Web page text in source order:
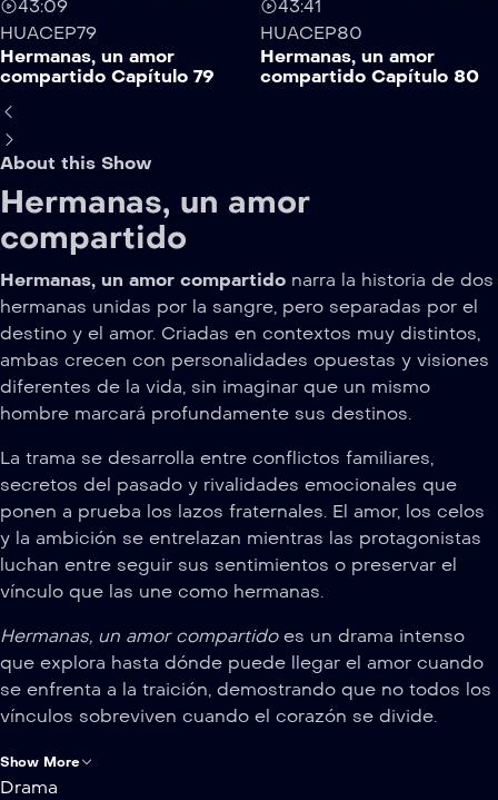
43:09
HUACEP79
Hermanas, un amor
compartido Capítulo 79
43:41
HUACEP80
Hermanas, un amor
compartido Capítulo 80
About this Show
Hermanas, un amor
compartido
Hermanas, un amor compartido narra la historia de dos
hermanas unidas por la sangre, pero separadas por el
destino y el amor. Criadas en contextos muy distintos,
ambas crecen con personalidades opuestas y visiones
diferentes de la vida, sin imaginar que un mismo
hombre marcará profundamente sus destinos.
La trama se desarrolla entre conflictos familiares,
secretos del pasado y rivalidades emocionales que
ponen a prueba los lazos fraternales. El amor, los celos
y la ambición se entrelazan mientras las protagonistas
luchan entre seguir sus sentimientos o preservar el
vínculo que las une como hermanas.
Hermanas, un amor compartidoes un drama intenso
que explora hasta dónde puede llegar el amor cuando
se enfrenta a la traición, demostrando que no todos los
vínculos sobreviven cuando el corazón se divide.
Show More
Drama